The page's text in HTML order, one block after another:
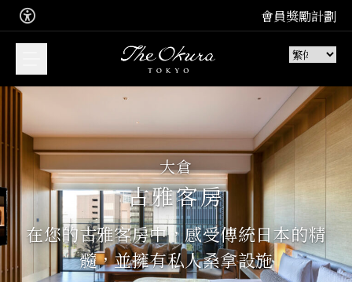
會員獎勵計劃
您想預訂甚麼？
立即預訂，享受我們套房的難忘住
宿體驗
住宿
加入 Leading Hotel 的免費會員計
劃
加入
大倉
古雅客房
在您的古雅客房中，感受傳統日本的精
髓，並擁有私人桑拿設施